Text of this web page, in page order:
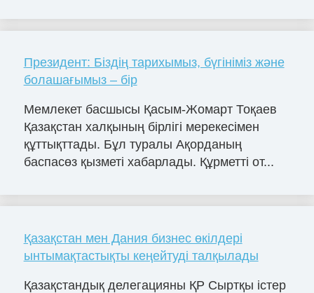
Президент: Біздің тарихымыз, бүгініміз және
болашағымыз – бір
Мемлекет басшысы Қасым-Жомарт Тоқаев
Қазақстан халқының бірлігі мерекесімен
құттықттады. Бұл туралы Ақорданың
баспасөз қызметі хабарлады. Құрметті от...
Қазақстан мен Дания бизнес өкілдері
ынтымақтастықты кеңейтуді талқылады
Қазақстандық делегацияны ҚР Сыртқы істер